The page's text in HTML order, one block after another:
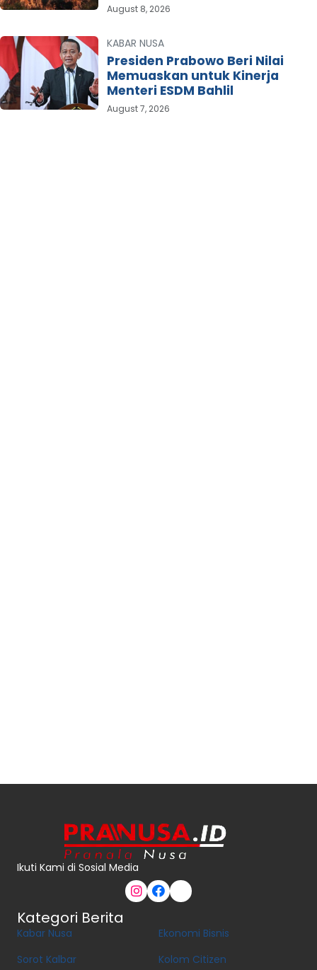
August 8, 2026
KABAR NUSA
Presiden Prabowo Beri Nilai
Memuaskan untuk Kinerja
Menteri ESDM Bahlil
August 7, 2026
Ikuti Kami di Sosial Media
Kategori Berita
Kabar Nusa
Sorot Kalbar
Ekonomi Bisnis
Kolom Citizen